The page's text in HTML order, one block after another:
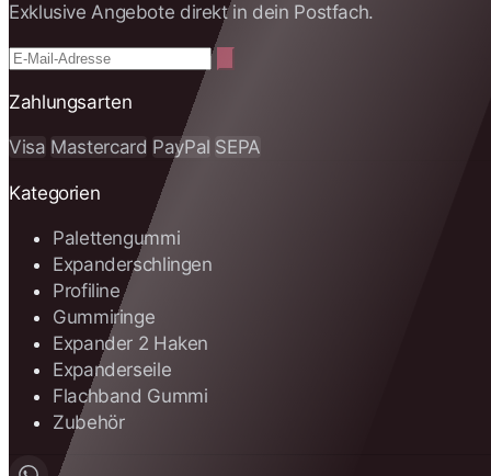
Exklusive Angebote direkt in dein Postfach.
Zahlungsarten
Visa Mastercard PayPal SEPA
Kategorien
Palettengummi
Expanderschlingen
Profiline
Gummiringe
Expander 2 Haken
Expanderseile
Flachband Gummi
Zubehör